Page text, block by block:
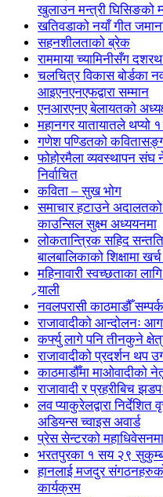
खुलाउन मन्त्री घिसिङको
खतिवडाको नयाँ गीत
सहनशीलताको ब्रेक
राममाया च्यामिनीसँग
चलचित्र विकास बोर्डका
आइएनएनएफद्वारा सम्मान
एनआरएनए बेलायतको
महानगर यातायातले थप्यो
गणेश पण्डितको
फोहोरमैला व्यवस्थापन संघ
निर्वाचित
कविता – सुख भोग
समाचार हटाउने
काउन्सिल सुक्ष्म अध्ययनमा
लोकतान्त्रिक सहिद
बालबालिकाको शिक्षामा
महिनावारी स्वच्छताका
र्‍याली
नवलपरासी काठमाडौँ
राजावादीको आन्दोलनः
कर्फ्यु लागे पनि तीनकुने
राजावादीको प्रदर्शन थप
काठमाडौँमा माओवादीको
राजावादी र प्रहरीबिच
लव प्याकुरेलद्वारा निर्देशित
अडियन्स च्वाइस अवार्ड
प्रेस सेन्टरको
भरतपुरका १ सय २९
हानलाई मजदुर
कार्यक्रम